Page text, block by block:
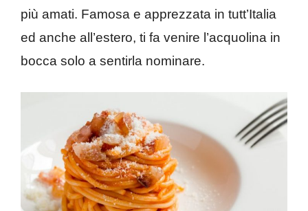
più amati. Famosa e apprezzata in tutt’Italia
ed anche all’estero, ti fa venire l’acquolina in
bocca solo a sentirla nominare.